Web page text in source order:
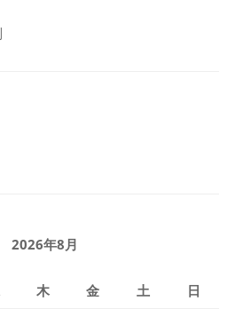
2026年8月
木 金 土 日